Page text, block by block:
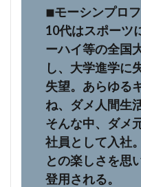
◾︎モーシンプロ
10代はスポーツ
ーハイ等の全国
し、大学進学に
失望。あらゆる
ね、ダメ人間生
そんな中、ダメ
社員として入社
との楽しさを思
登用される。